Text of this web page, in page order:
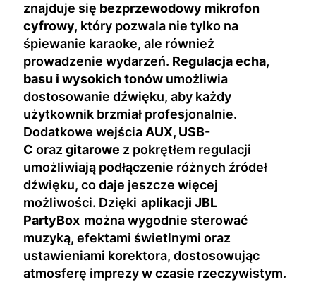
znajduje się bezprzewodowy mikrofon
cyfrowy, który pozwala nie tylko na
śpiewanie karaoke, ale również
prowadzenie wydarzeń. Regulacja echa,
basu i wysokich tonów umożliwia
dostosowanie dźwięku, aby każdy
użytkownik brzmiał profesjonalnie.
Dodatkowe wejścia AUX, USB-
C orazgitarowe z pokrętłem regulacji
umożliwiają podłączenie różnych źródeł
dźwięku, co daje jeszcze więcej
możliwości. Dzięki aplikacji JBL
PartyBox można wygodnie sterować
muzyką, efektami świetlnymi oraz
ustawieniami korektora, dostosowując
atmosferę imprezy w czasie rzeczywistym.